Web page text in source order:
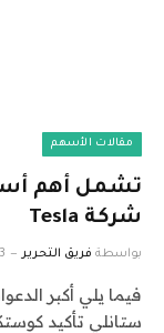
مقالات الأسهم
تشمل أهم
شركة Tesla
بواسطة فريق التحرير 23
فيما يلي أكبر
ستانلي تأكيد